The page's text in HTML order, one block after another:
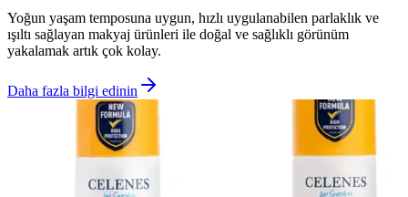
Yoğun yaşam temposuna uygun, hızlı uygulanabilen parlaklık ve
ışıltı sağlayan makyaj ürünleri ile doğal ve sağlıklı görünüm
yakalamak artık çok kolay.
Daha fazla bilgi edinin